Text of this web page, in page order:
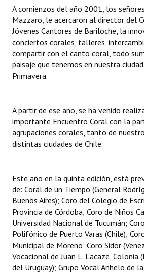
Comunicaciones
Declaraciones
Resoluciones
Resoluciones de Presidencia
Antiguos Pobladores
Noticias Destacadas
Datos Históricos
Premio al Mérito - Registro
Audiencias Públicas - Registro
Mujeres que Dejaron Huellas - Registro
Periodistas Decanos - Registro
A comienzos del año 2001, los
Mazzaro, le acercaron al director del
Jóvenes Cantores de Bariloche, la
conciertos corales, talleres,
compartir con el canto coral, todo
paisaje que tenemos en nuestra
Primavera.
A partir de ese año, se ha venido
importante Encuentro Coral con la
agrupaciones corales, tanto de
distintas ciudades de Chile.
Este año en la quinta edición, está
de: Coral de un Tiempo (General
Buenos Aires); Coro del Colegio de
Provincia de Córdoba; Coro de Niños
Universidad Nacional de Tucumán;
Polifónico de Puerto Varas (Chile);
Municipal de Moreno; Coro Sidor
Vocacional de Juan L. Lacaze, Colonia
del Uruguay); Grupo Vocal Anhelo de